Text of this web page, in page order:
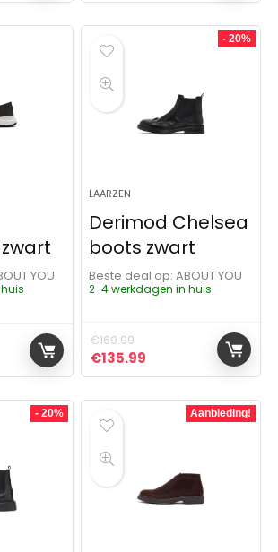
YOU
- 20%
LAARZEN
Derimod Chelsea
boots zwart
Beste deal op:
ABOUT YOU
2-4 werkdagen in huis
€169.99
Oorspronkelijke prijs was:
€135.99 Huidige prijs is:
- 20% Aanbieding!